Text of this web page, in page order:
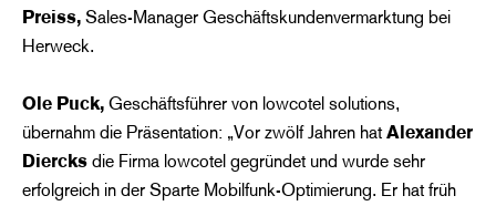
Preiss, Sales-Manager Geschäftskundenvermarktung bei
Herweck.
Ole Puck, Geschäftsführer von lowcotel solutions,
übernahm die Präsentation: „Vor zwölf Jahren hatAlexander
Diercks die Firma lowcotel gegründet und wurde sehr
erfolgreich in der Sparte Mobilfunk-Optimierung. Er hat früh